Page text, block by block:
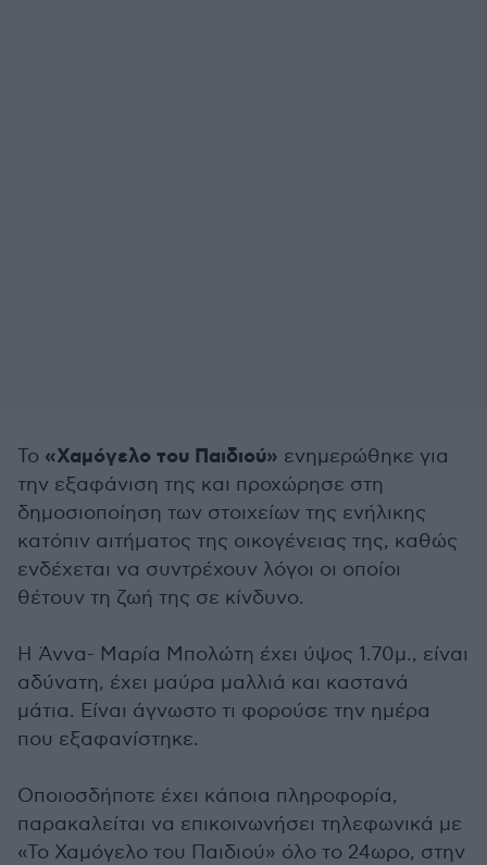
Το «Χαμόγελο του Παιδιού» ενημερώθηκε για
την εξαφάνιση της και προχώρησε στη
δημοσιοποίηση των στοιχείων της ενήλικης
κατόπιν αιτήματος της οικογένειας της, καθώς
ενδέχεται να συντρέχουν λόγοι οι οποίοι
θέτουν τη ζωή της σε κίνδυνο.
Η Άννα- Μαρία Μπολώτη έχει ύψος 1.70μ., είναι
αδύνατη, έχει μαύρα μαλλιά και καστανά
μάτια. Είναι άγνωστο τι φορούσε την ημέρα
που εξαφανίστηκε.
Οποιοσδήποτε έχει κάποια πληροφορία,
παρακαλείται να επικοινωνήσει τηλεφωνικά με
«Το Χαμόγελο του Παιδιού» όλο το 24ωρο, στην